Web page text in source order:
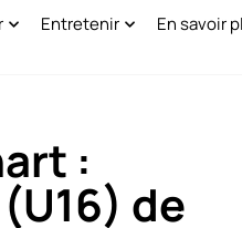
Entretenir En savoir
:
de